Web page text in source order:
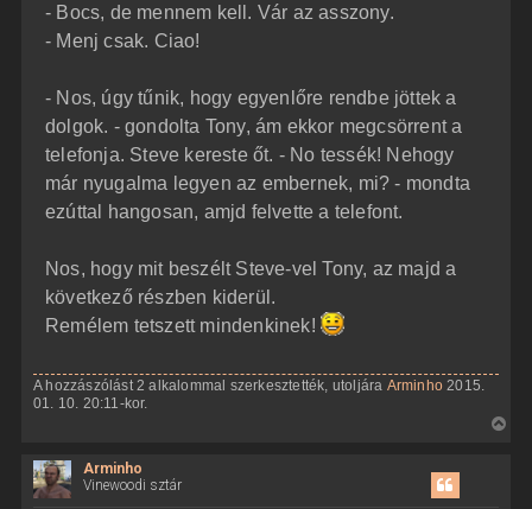
- Bocs, de mennem kell. Vár az asszony.
- Menj csak. Ciao!
- Nos, úgy tűnik, hogy egyenlőre rendbe jöttek a
dolgok. - gondolta Tony, ám ekkor megcsörrent a
telefonja. Steve kereste őt. - No tessék! Nehogy
már nyugalma legyen az embernek, mi? - mondta
ezúttal hangosan, amjd felvette a telefont.
Nos, hogy mit beszélt Steve-vel Tony, az majd a
következő részben kiderül.
Remélem tetszett mindenkinek!
A hozzászólást 2 alkalommal szerkesztették, utoljára Arminho2015.
01. 10. 20:11-kor.
Arminho
Vinewoodi sztár